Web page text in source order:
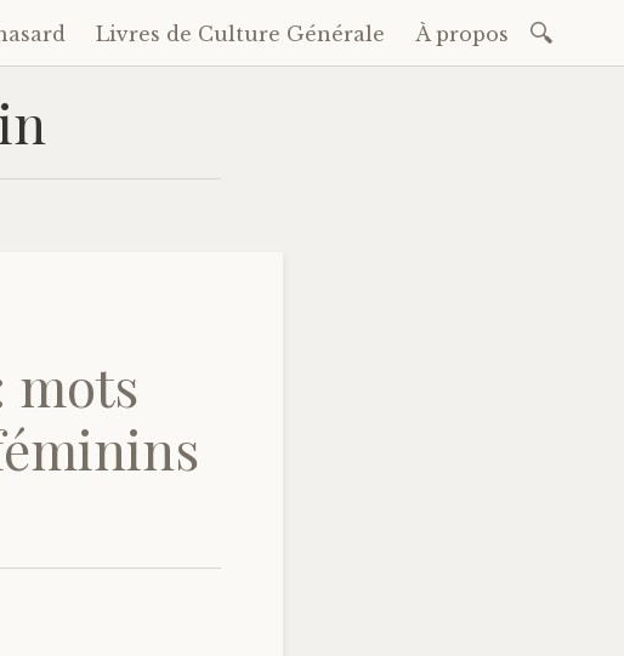
Livres de Culture Générale À propos
mots